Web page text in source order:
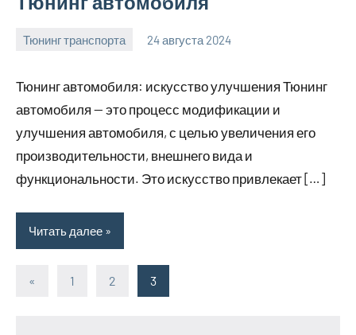
Тюнинг транспорта 24 августа 2024
omguru_ru
Тюнинг автомобиля: искусство улучшения Тюнинг
автомобиля — это процесс модификации и
улучшения автомобиля, с целью увеличения его
производительности, внешнего вида и
функциональности. Это искусство привлекает […]
Читать далее
«
Предыдущие
1 2 3